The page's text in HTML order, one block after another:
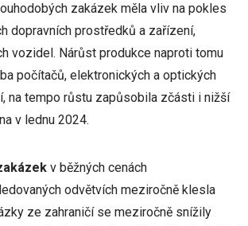
zakázek měla vliv na pokles
dopravních prostředků a zařízení,
vozidel. Nárůst produkce naproti tomu
počítačů, elektronických a optických
na tempo růstu zapůsobila zčásti i nižší
v lednu 2024.
v běžných cenách
odvětvích meziročně klesla
ze zahraničí se meziročně snížily